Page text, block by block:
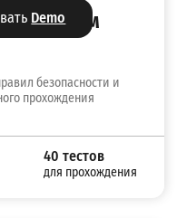
Demo
русском
безопасности и
прохождения
40 тестов
для прохождения